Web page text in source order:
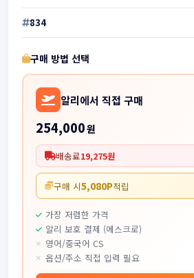
834
구매 방법 선택
알리에서 직접 구매
254,000원
배송료19,275원
구매 시5,080P적립
가장 저렴한 가격
알리 보호 결제 (에스크로)
영어/중국어 CS
옵션/주소 직접 입력 필요